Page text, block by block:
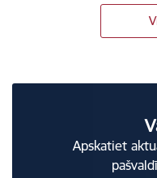
Apskatiet